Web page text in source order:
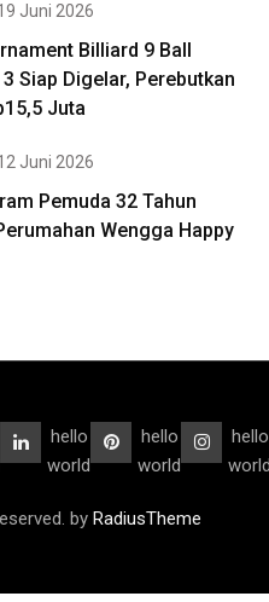
Juni 2026
Billiard 9 Ball
Siap Digelar, Perebutkan
Juta
Juni 2026
Pemuda 32 Tahun
Wengga Happy
hello
world
hello
world
hello
by RadiusTheme